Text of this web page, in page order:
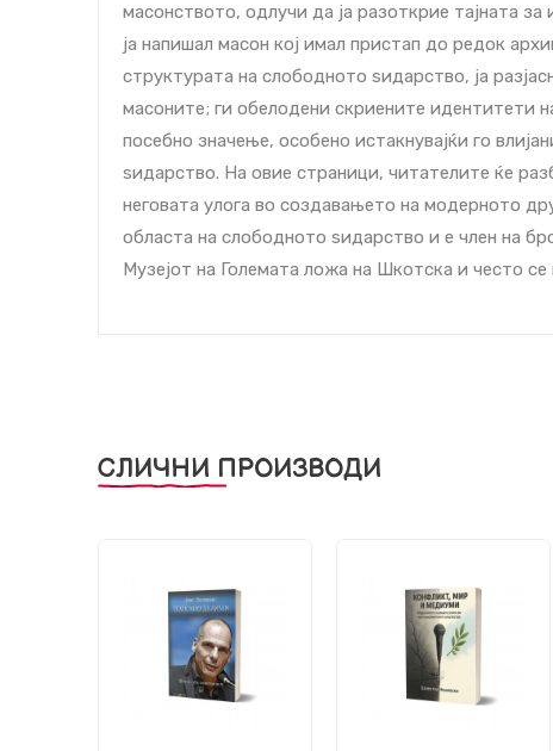
масонството, одлучи да ја разоткрие тајната
ја напишал масон кој имал пристап до редок
структурата на слободното ѕидарство, ја
масоните; ги обелодени скриените идентитети
посебно значење, особено истакнувајќи го
ѕидарство. На овие страници, читателите ќе
неговата улога во создавањето на модерното
областа на слободното ѕидарство и е член на
Музејот на Големата ложа на Шкотска и често
СЛИЧНИ ПРОИЗВОДИ